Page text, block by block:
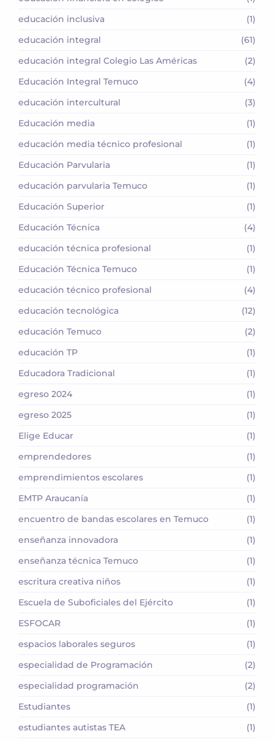
educación inclusiva
(1)
educación integral
(61)
educación integral Colegio Las Américas
(2)
Educación Integral Temuco
(4)
educación intercultural
(3)
Educación media
(1)
educación media técnico profesional
(1)
Educación Parvularia
(1)
educación parvularia Temuco
(1)
Educación Superior
(1)
Educación Técnica
(4)
educación técnica profesional
(1)
Educación Técnica Temuco
(1)
educación técnico profesional
(4)
educación tecnológica
(12)
educación Temuco
(2)
educación TP
(1)
Educadora Tradicional
(1)
egreso 2024
(1)
egreso 2025
(1)
Elige Educar
(1)
emprendedores
(1)
emprendimientos escolares
(1)
EMTP Araucanía
(1)
encuentro de bandas escolares en Temuco
(1)
enseñanza innovadora
(1)
enseñanza técnica Temuco
(1)
escritura creativa niños
(1)
Escuela de Suboficiales del Ejército
(1)
ESFOCAR
(1)
espacios laborales seguros
(1)
especialidad de Programación
(2)
especialidad programación
(2)
Estudiantes
(1)
estudiantes autistas TEA
(1)